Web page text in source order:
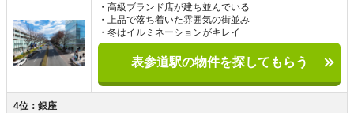
・高級ブランド店が建ち並んでいる
・上品で落ち着いた雰囲気の街並み
・冬はイルミネーションがキレイ
表参道駅の物件を探してもらう
4位：銀座